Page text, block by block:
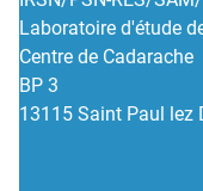
Laboratoire d'étude
Centre de Cadarache
BP 3
13115 Saint Paul lez